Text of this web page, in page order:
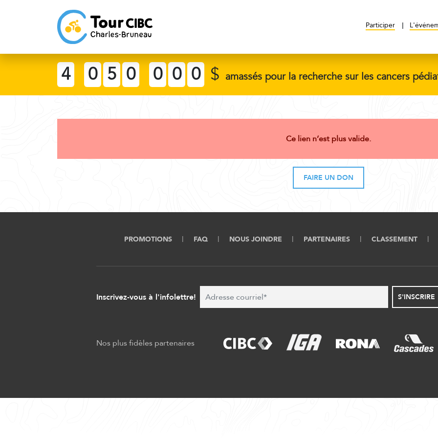
Participer
4 0 5 0 0 0 0 $ amassés pour la recherche sur les cancers
Ce lien n’est plus valide.
FAIRE UN DON
PROMOTIONS FAQ NOUS JOINDRE PARTENAIRES CLASSEMENT
Inscrivez-vous à l'infolettre! S'INSCRIRE
Nos plus fidèles partenaires